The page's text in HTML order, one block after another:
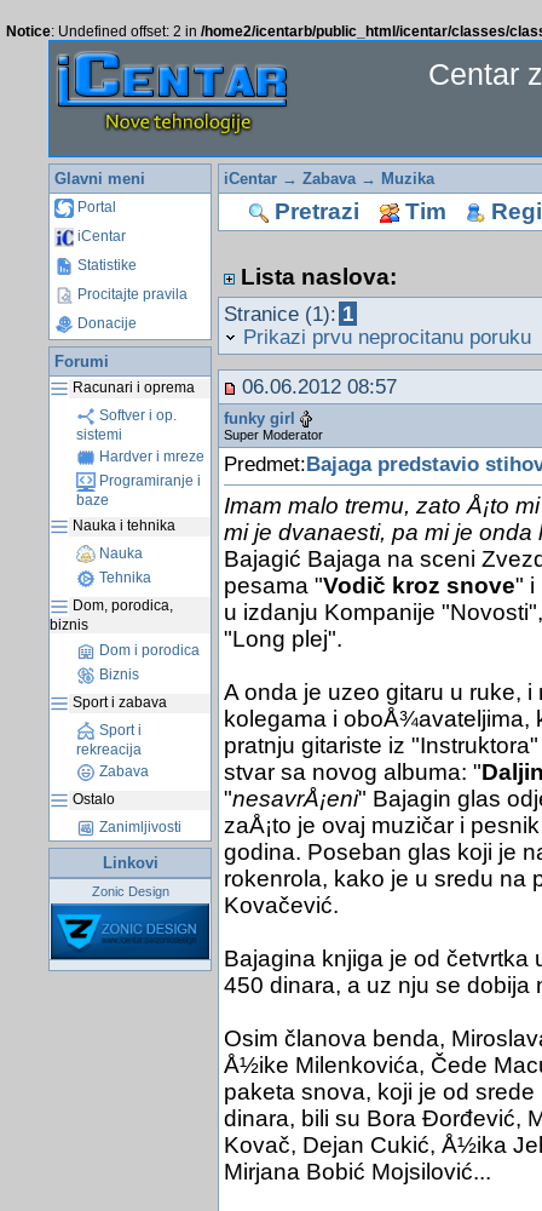
Notice: Undefined offset: 2 in /home2/icentarb/public_html/icentar/classes/
Centar
Glavni meni
Portal
iCentar
Statistike
Procitajte pravila
Donacije
Forumi
Racunari i oprema
Softver i op.
sistemi
Hardver i mreze
Programiranje i
baze
Nauka i tehnika
Nauka
Tehnika
Dom, porodica,
biznis
Dom i porodica
Biznis
Sport i zabava
Sport i
rekreacija
Zabava
Ostalo
Zanimljivosti
Linkovi
Zonic Design
iCentar→ Zabava→ Muzika
Pretrazi Tim
Lista naslova:
Stranice (1): 1
Prikazi prvu neprocitanu poruku
06.06.2012 08:57
funky girl
Super Moderator
Predmet: Bajaga predstavio
Imam malo tremu, zato Å¡to
mi je dvanaesti, pa mi je onda
Bajagić Bajaga na sceni
pesama "Vodič kroz snove" i
u izdanju Kompanije
"Long plej".
A onda je uzeo gitaru u ruke,
kolegama i oboÅ¾avateljima,
pratnju gitariste iz
stvar sa novog albuma: "
"nesavrÅ¡eni" Bajagin glas
zaÅ¡to je ovaj muzičar i
godina. Poseban glas koji je
rokenrola, kako je u sredu na
Kovačević.
Bajagina knjiga je od četvrtka
450 dinara, a uz nju se dobija
Osim članova benda,
Å½ike Milenkovića, Čede
paketa snova, koji je od
dinara, bili su Bora Đorđević,
Kovač, Dejan Cukić, Å½ika
Mirjana Bobić Mojsilović...